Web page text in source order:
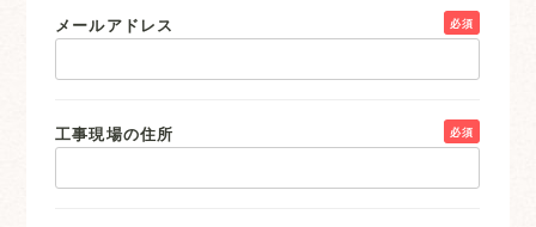
メールアドレス 必須
工事現場の住所 必須